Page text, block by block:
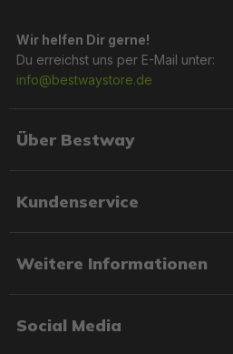
Damit der Spaß schnell
robusten und leistungsstarken
perfekte Unterstützung für jeden
Wir helfen Dir gerne!
Du erreichst uns per E-Mail unter:
info@bestwaystore.de
Über Bestway
Kundenservice
Weitere Informationen
Social Media